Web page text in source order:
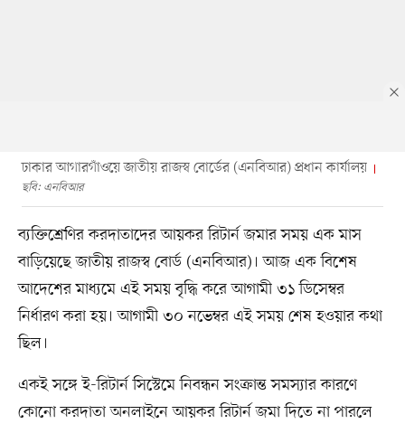
ঢাকার আগারগাঁওয়ে জাতীয় রাজস্ব বোর্ডের (এনবিআর) প্রধান কার্যালয়
ছবি: এনবিআর
ব্যক্তিশ্রেণির করদাতাদের আয়কর রিটার্ন জমার সময় এক মাস
বাড়িয়েছে জাতীয় রাজস্ব বোর্ড (এনবিআর)। আজ এক বিশেষ
আদেশের মাধ্যমে এই সময় বৃদ্ধি করে আগামী ৩১ ডিসেম্বর
নির্ধারণ করা হয়। আগামী ৩০ নভেম্বর এই সময় শেষ হওয়ার কথা
ছিল।
একই সঙ্গে ই-রিটার্ন সিস্টেমে নিবন্ধন সংক্রান্ত সমস্যার কারণে
কোনো করদাতা অনলাইনে আয়কর রিটার্ন জমা দিতে না পারলে